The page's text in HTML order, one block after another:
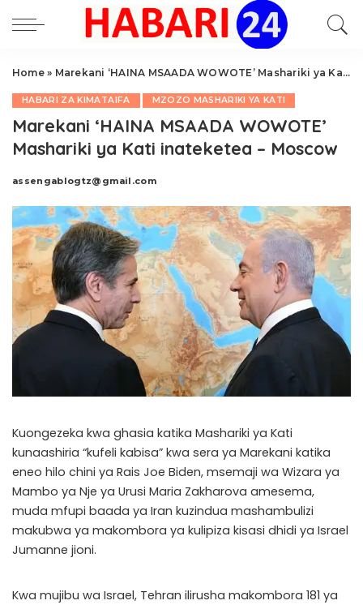
Home» Marekani ‘HAINA MSAADA WOWOTE’ Mashariki ya Kati inateketea – Moscow
HABARI ZA KIMATAIFA MZOZO MASHARIKI YA KATI
Marekani ‘HAINA MSAADA WOWOTE’
Mashariki ya Kati inateketea – Moscow
Posted
assengablogtz@gmail.com
Kuongezeka kwa ghasia katika Mashariki ya Kati
kunaashiria “kufeli kabisa” kwa sera ya Marekani katika
eneo hilo chini ya Rais Joe Biden, msemaji wa Wizara ya
Mambo ya Nje ya Urusi Maria Zakharova amesema,
muda mfupi baada ya Iran kuzindua mashambulizi
makubwa ya makombora ya kulipiza kisasi dhidi ya Israel
Jumanne jioni.
Kwa mujibu wa Israel, Tehran ilirusha makombora 181 ya